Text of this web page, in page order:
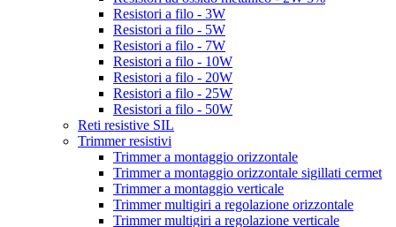
Resistori a filo - 3W
Resistori a filo - 5W
Resistori a filo - 7W
Resistori a filo - 10W
Resistori a filo - 20W
Resistori a filo - 25W
Resistori a filo - 50W
Reti resistive SIL
Trimmer resistivi
Trimmer a montaggio orizzontale
Trimmer a montaggio orizzontale sigillati cermet
Trimmer a montaggio verticale
Trimmer multigiri a regolazione orizzontale
Trimmer multigiri a regolazione verticale